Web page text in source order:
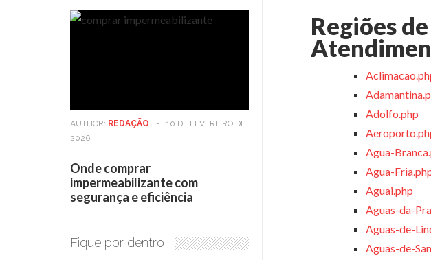
Regiões de
Adolfo.php
Agua-
Agua-
Aguai.php
Aguas-da-
Aguas-de-
Aguas-de-
AUTHOR: REDAÇÃO -
10 DE FEVEREIRO DE
2026
Onde comprar
impermeabilizante com
segurança e eficiência
Fique por dentro!